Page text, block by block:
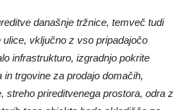
današnje tržnice, temveč tudi
vključno z vso pripadajočo
infrastrukturo, izgradnjo pokrite
trgovine za prodajo domačih,
streho prireditvenega prostora, odra z